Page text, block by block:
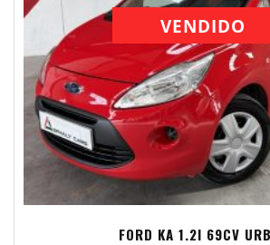
VENDIDO
FORD KA 1.2I 69CV